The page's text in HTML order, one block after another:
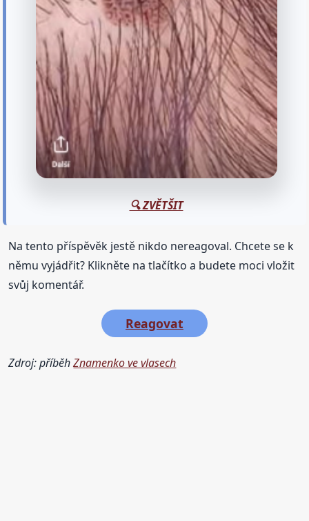
🔍 ZVĚTŠIT
Na tento příspěvěk jestě nikdo nereagoval. Chcete se k
němu vyjádřit? Klikněte na tlačítko a budete moci vložit
svůj komentář.
Reagovat
Zdroj: příběhZnamenko ve vlasech